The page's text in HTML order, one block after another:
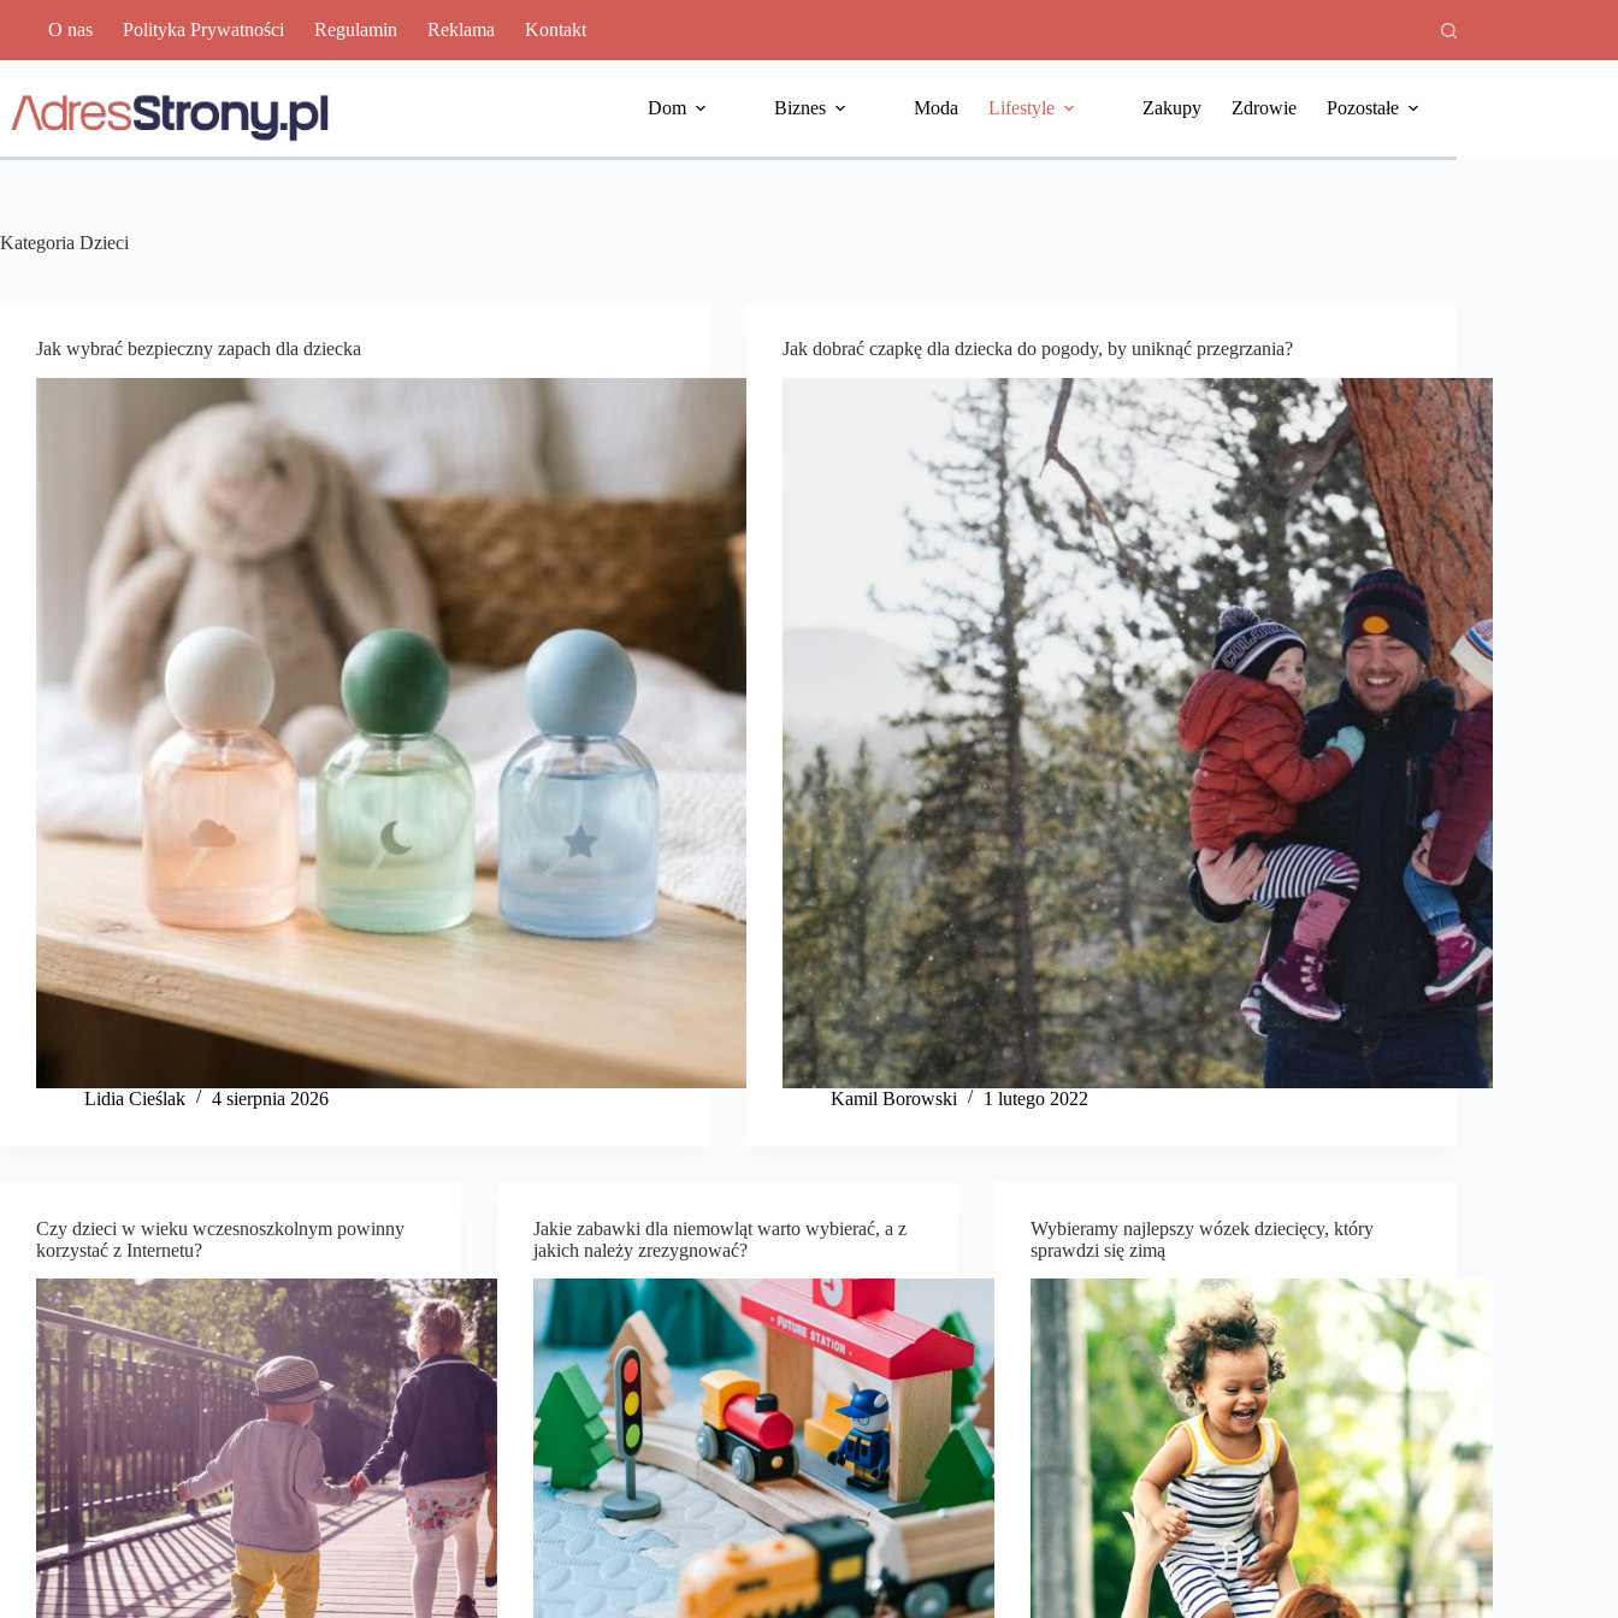
O nas Polityka Prywatności Regulamin Reklama Kontakt
Dom Biznes Moda Lifestyle Zakupy Zdrowie Pozostałe
Kategoria Dzieci
Jak wybrać bezpieczny zapach dla dziecka
Lidia Cieślak 4 sierpnia 2026
Jak dobrać czapkę dla dziecka do pogody, by uniknąć przegrzania?
Kamil Borowski 1 lutego 2022
Czy dzieci w wieku wczesnoszkolnym powinny
korzystać z Internetu?
Jakie zabawki dla niemowląt warto wybierać, a z
jakich należy zrezygnować?
Wybieramy najlepszy wózek dziecięcy, który
sprawdzi się zimą